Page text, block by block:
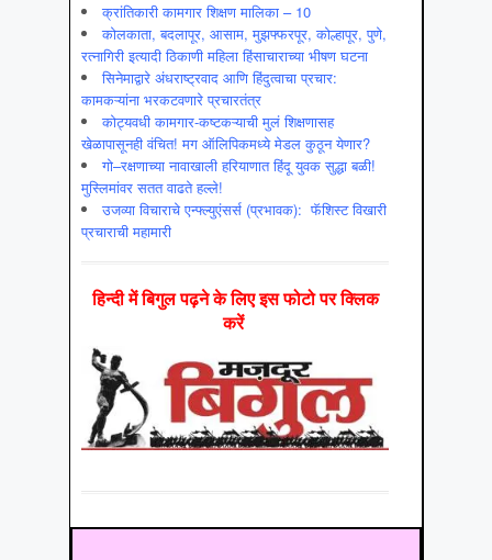
क्रांतिकारी कामगार शिक्षण मालिका – 10
कोलकाता, बदलापूर, आसाम, मुझफ्फरपूर, कोल्हापूर, पुणे,
रत्नागिरी इत्यादी ठिकाणी महिला हिंसाचाराच्या भीषण घटना
सिनेमाद्वारे अंधराष्ट्रवाद आणि हिंदुत्वाचा प्रचार:
कामकऱ्यांना भरकटवणारे प्रचारतंत्र
कोट्यवधी कामगार-कष्टकऱ्याची मुलं शिक्षणासह
खेळापासूनही वंचित! मग ऑलिपिकमध्ये मेडल कुठून येणार?
गो–रक्षणाच्या नावाखाली हरियाणात हिंदू युवक सुद्धा बळी!
मुस्लिमांवर सतत वाढते हल्ले!
उजव्या विचाराचे एन्फ्ल्युएंसर्स (प्रभावक): फॅशिस्ट विखारी
प्रचाराची महामारी
हिन्‍दी में बिगुल पढ़ने के लिए इस फोटो पर क्लिक
करें